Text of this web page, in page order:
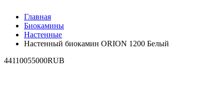
Главная
Биокамины
Настенные
Настенный биокамин ORION 1200 Белый
44110055000RUB